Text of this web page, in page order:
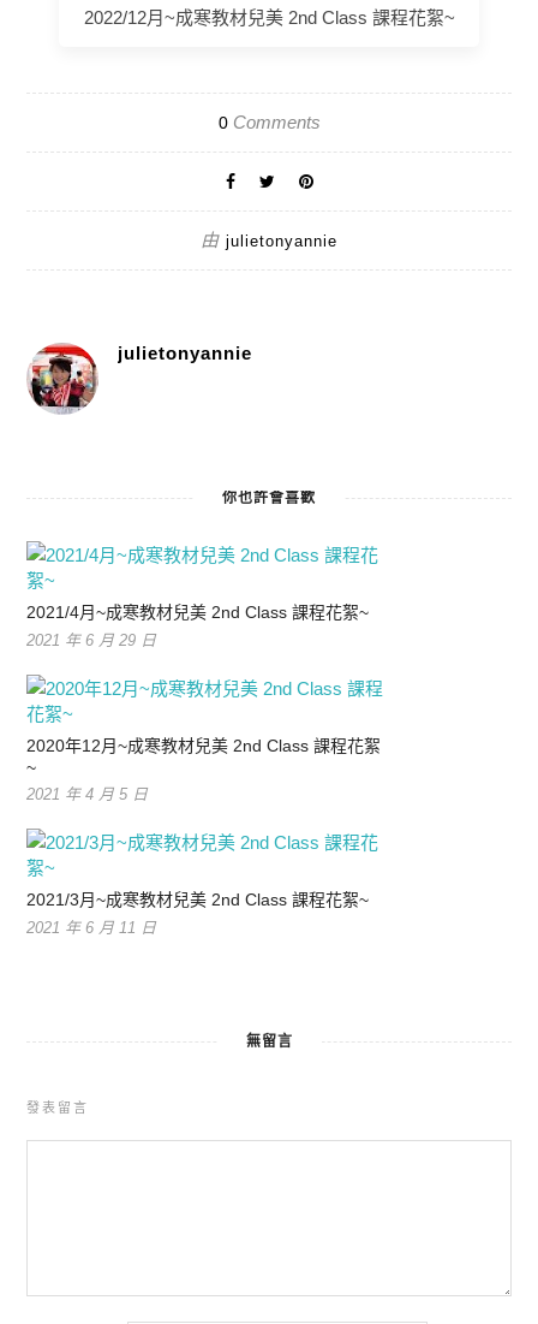
2022/12月~成寒教材兒美 2nd Class 課程花絮~
0Comments
由 julietonyannie
julietonyannie
你也許會喜歡
2021/4月~成寒教材兒美 2nd Class 課程花絮~
2021 年 6 月 29 日
2020年12月~成寒教材兒美 2nd Class 課程花絮
~
2021 年 4 月 5 日
2021/3月~成寒教材兒美 2nd Class 課程花絮~
2021 年 6 月 11 日
無留言
發表留言